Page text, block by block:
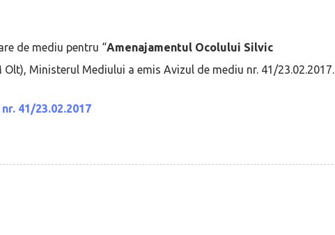
de mediu pentru “Amenajamentul Ocolului Silvic
Olt), Ministerul Mediului a emis Avizul de mediu nr. 41/23.02.2017.
41/23.02.2017